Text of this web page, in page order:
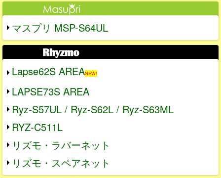
マスプリ MSP-S64UL
Lapse62S AREANEW!
LAPSE73S AREA
Ryz-S57UL / Ryz-S62L / Ryz-S63ML
RYZ-C511L
リズモ・ラバーネット
リズモ・スペアネット